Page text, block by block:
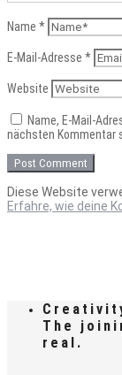
Name *
E-Mail-Adresse *
Website
Name, E-Mail-
nächsten Kommentar
Diese Website
Erfahre, wie deine
The
real.